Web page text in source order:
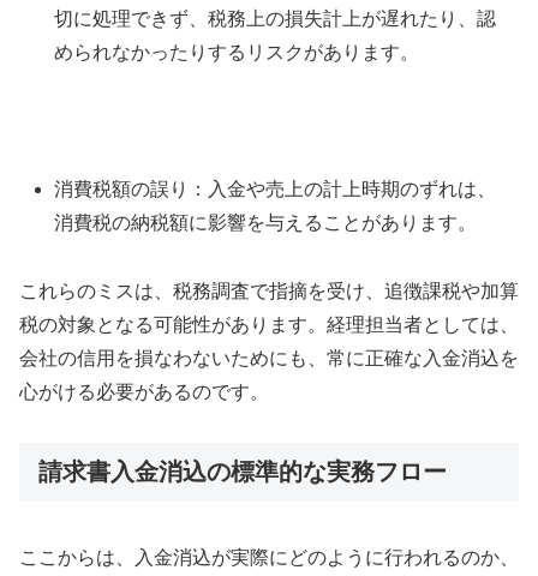
切に処理できず、税務上の損失計上が遅れたり、認
められなかったりするリスクがあります。
消費税額の誤り：入金や売上の計上時期のずれは、
消費税の納税額に影響を与えることがあります。
これらのミスは、税務調査で指摘を受け、追徴課税や加算
税の対象となる可能性があります。経理担当者としては、
会社の信用を損なわないためにも、常に正確な入金消込を
心がける必要があるのです。
請求書入金消込の標準的な実務フロー
ここからは、入金消込が実際にどのように行われるのか、